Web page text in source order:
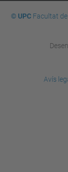
© UPCFacultat de
Avís